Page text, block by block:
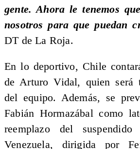
gente. Ahora le tenemos
nosotros para que puedan
DT de La Roja.
En lo deportivo, Chile
de Arturo Vidal, quien será
del equipo. Además, se
Fabián Hormazábal como
reemplazo del
Venezuela, dirigida por